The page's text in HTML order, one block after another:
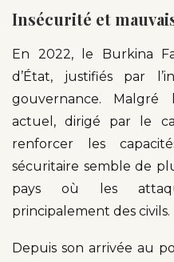
Insécurité et
En 2022, le Burkina
d’État, justifiés par
gouvernance.
actuel, dirigé par le
renforcer les
sécuritaire semble de
pays où les
principalement des civils.
Depuis son arrivée au